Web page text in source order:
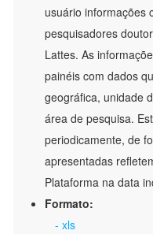
usuário informações
pesquisadores
Lattes. As
painéis com dados
geográfica, unidade
área de pesquisa.
periodicamente, de
apresentadas
Plataforma na data
Formato:
- xls